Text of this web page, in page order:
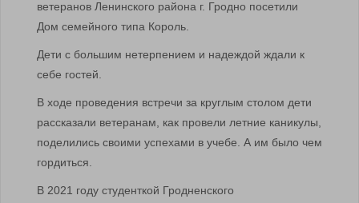
ветеранов Ленинского района г. Гродно посетили
Дом семейного типа Король.
Дети с большим нетерпением и надеждой ждали к
себе гостей.
В ходе проведения встречи за круглым столом дети
рассказали ветеранам, как провели летние каникулы,
поделились своими успехами в учебе. А им было чем
гордиться.
В 2021 году студенткой Гродненского